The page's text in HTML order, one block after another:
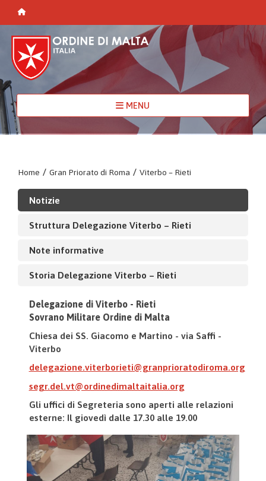
MENU
Home / Gran Priorato di Roma / Viterbo – Rieti
Notizie
Struttura Delegazione Viterbo – Rieti
Note informative
Storia Delegazione Viterbo – Rieti
Delegazione di Viterbo - Rieti
Sovrano Militare Ordine di Malta
Chiesa dei SS. Giacomo e Martino - via Saffi -
Viterbo
delegazione.viterborieti@granprioratodiroma.org
segr.del.vt@ordinedimaltaitalia.org
Gli uffici di Segreteria sono aperti alle relazioni
esterne: Il giovedì dalle 17.30 alle 19.00